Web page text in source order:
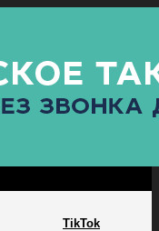
TikTok
ПРОКУРАТУРАСПОРТ